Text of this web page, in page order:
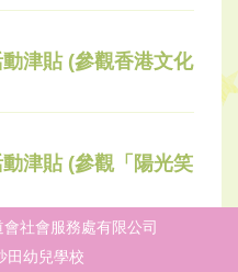
津貼 (參觀香港文化
津貼 (參觀「陽光笑
社會服務處有限公司
田幼兒學校